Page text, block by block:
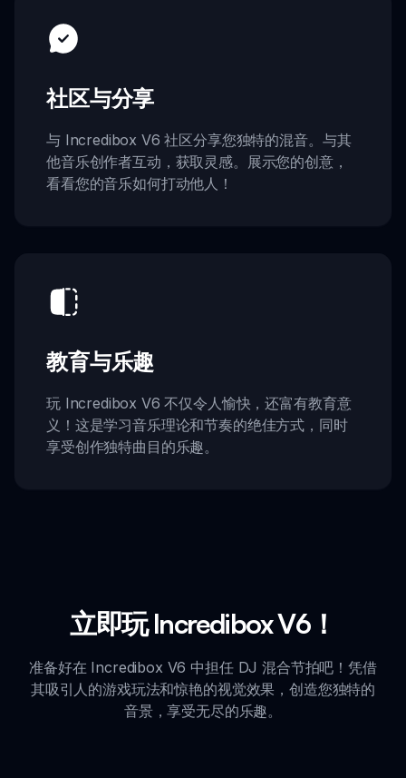
社区与分享
与 Incredibox V6 社区分享您独特的混音。与其
他音乐创作者互动，获取灵感。展示您的创意，
看看您的音乐如何打动他人！
教育与乐趣
玩 Incredibox V6 不仅令人愉快，还富有教育意
义！这是学习音乐理论和节奏的绝佳方式，同时
享受创作独特曲目的乐趣。
立即玩 Incredibox V6！
准备好在 Incredibox V6 中担任 DJ 混合节拍吧！凭借
其吸引人的游戏玩法和惊艳的视觉效果，创造您独特的
音景，享受无尽的乐趣。